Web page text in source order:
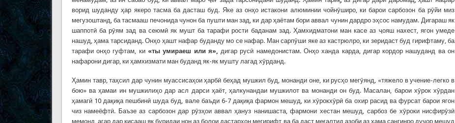
ворид шуданду ҳар якеро тасма ба дасташ буд. Яке аз онҳо истакони алюминии чойнӯширо, ки барои сарбозон ба рӯйи миз
мегузоштанд, ба тасмааш печонида чунон ба пушти ман зад, ки дар ҳаётам бори аввал чунин дардро эҳсос намудам. Дигараш як
шаппотӣ ба рӯям зад ва сеюмӣ як мушт ба тарафи рости баданам зад. Ҳамхидматони ман касе аз ҷояш нахест, ягон умеде
нашуд, ҳама тарсиданд. Онҳо ҳашт нафар буданду мо се нафар. Ман сарпӯши яке аз кастрюлро, ки зеридаст буд гирифтаму, ба
тарафи онҳо гуфтам, ки «ты умираеш или я», дигар русӣ намедонистам. Онҳо ханда карда, дигар кордор нашуданд ва он
нафарони дигар, ки ҳамхизмати ман буданд як-як мушту лагад хӯрданд.
Ҳамин тавр, таҳсил дар чунин муассисаҳои ҳарбӣ беҳад мушкил буд, монанди оне, ки русҳо мегӯянд, «тяжело в учение-легко в
бою» ва ҳамаи ин мушкилиҳо дар асл дарси ҳаёт, ҳалкунандаи мушкилот ва монанди он буд. Масалан, барои хӯрок хӯрдан
ҳамагӣ 10 дақиқа пешбинӣ шуда буд, вале баъди 6-7 дақиқа фармон мешуд, ки хӯрокхӯрӣ ба охир расид ва фурсат барои ягон
чиз намеёфтӣ. Баъзе аз сарбозон дар рӯзҳои аввал ҳануз нанишаста, фармони хестан мешуд, сарбоз бе хӯроки нисфирӯзӣ
мемонд, агар дар кисааш як буридаи нон аз болои дастархон мегирифт ва ба даст меғалтид азоби аз ҳама сангинро дучор мешуд